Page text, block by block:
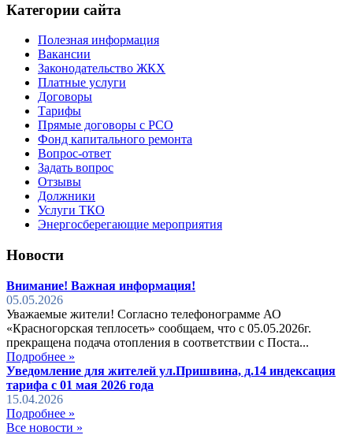
Категории сайта
Полезная информация
Вакансии
Законодательство ЖКХ
Платные услуги
Договоры
Тарифы
Прямые договоры с РСО
Фонд капитального ремонта
Вопрос-ответ
Задать вопрос
Отзывы
Должники
Услуги ТКО
Энергосберегающие мероприятия
Новости
Внимание! Важная информация!
05.05.2026
Уважаемые жители! Согласно телефонограмме АО
«Красногорская теплосеть» сообщаем, что с 05.05.2026г.
прекращена подача отопления в соответствии с Поста...
Подробнее »
Уведомление для жителей ул.Пришвина, д.14 индексация
тарифа с 01 мая 2026 года
15.04.2026
Подробнее »
Все новости »